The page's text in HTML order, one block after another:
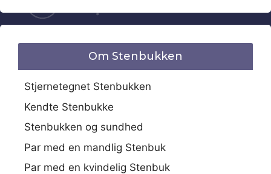
Om Stenbukken
Stjernetegnet Stenbukken
Kendte Stenbukke
Stenbukken og sundhed
Par med en mandlig Stenbuk
Par med en kvindelig Stenbuk